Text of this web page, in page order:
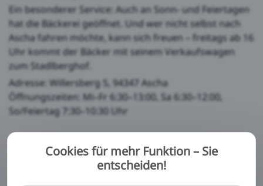
Ein besonderer Service: Auch an Sonn- und Feiertagen
hat die Bäckerei geöffnet. Und wer nicht selbst nach
Ascha fahren möchte, kann sich freuen – freitags ab 16
Uhr kommt der Bäcker mit seinem Verkaufswagen
zum Stadlberghof.
Adresse: Willersberg 5, 94347 Ascha
Öffnungszeiten: Mi–Fr 6:30–13:00, Sa 6:30–12:00,
So/Feiertag 7:30–10:30 Uhr
Zurück
Cookies für mehr Funktion – Sie
entscheiden!
Diese Website oder ihre Tools von Drittanbietern